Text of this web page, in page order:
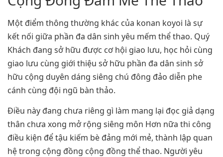
Một điểm thông thường khác của konan koyoi là sự
kết nối giữa phần đa dân sinh yêu mếm thể thao. Quý
Khách đang sở hữu được cơ hội giao lưu, học hỏi cùng
giao lưu cùng giới thiệu sở hữu phần đa dân sinh sở
hữu cộng duyên dáng siêng chú đông đảo diễn phe
cánh cùng đội ngũ bàn thảo.
Điều này đang chưa riêng gì làm mang lại đọc giả dạng
thân chưa xong mở rộng siêng môn Hơn nữa thi công
điều kiện để tậu kiếm bè đảng mới mẻ, thành lập quan
hệ trong cộng đồng cộng đồng thể thao. Người yêu